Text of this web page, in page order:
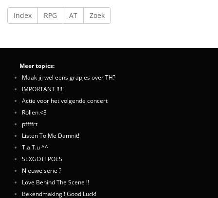
Index RPG AT Zoek
Meer topics:
Maak jij wel eens grapjes over TH?
IMPORTANT !!!!!
Actie voor het volgende concert
Rollen.<3
pffffrt
Listen To Me Damnit!
T.a.T.u ^^
SEXGOTTPOES
Nieuwe serie ?
Love Behind The Scene !!
Bekendmaking!! Good Luck!